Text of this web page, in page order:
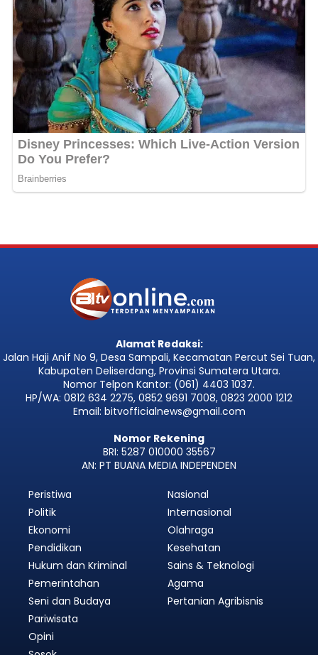
Alamat Redaksi:
Jalan Haji Anif No 9, Desa Sampali, Kecamatan Percut Sei Tuan,
Kabupaten Deliserdang, Provinsi Sumatera Utara.
Nomor Telpon Kantor: (061) 4403 1037.
HP/WA: 0812 634 2275, 0852 9691 7008, 0823 2000 1212
Email: bitvofficialnews@gmail.com
Nomor Rekening
BRI: 5287 010000 35567
AN: PT BUANA MEDIA INDEPENDEN
Peristiwa
Politik
Ekonomi
Pendidikan
Hukum dan Kriminal
Pemerintahan
Nasional
Internasional
Olahraga
Kesehatan
Sains & Teknologi
Agama
Seni dan Budaya
Pariwisata
Opini
Pertanian Agribisnis